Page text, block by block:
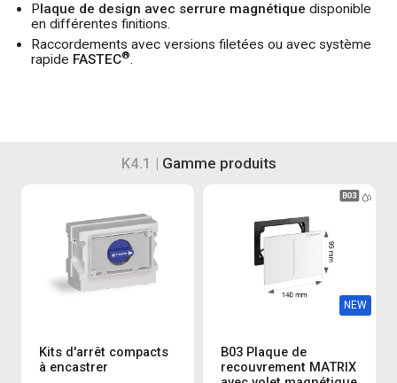
Plaque de design avec serrure magnétique disponible
en différentes finitions.
Raccordements avec versions filetées ou avec système
rapide FASTEC®.
K4.1 | Gamme produits
Kits d'arrêt compacts
à encastrer
NEW
B03 Plaque de
recouvrement MATRIX